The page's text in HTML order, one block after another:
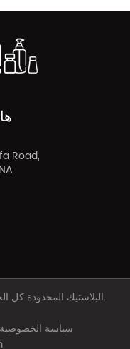
Road,
سياسة الخصوصية